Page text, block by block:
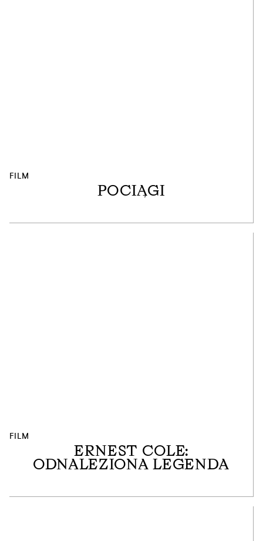
FILM
POCIĄGI
FILM
ERNEST COLE:
ODNALEZIONA LEGENDA